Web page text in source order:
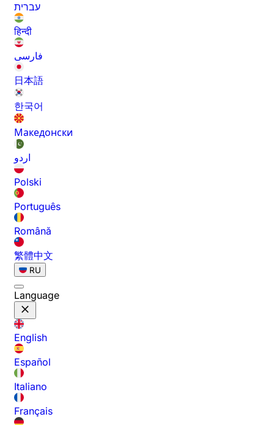
עברית
हिन्दी
فارسی
日本語
한국어
Македонски
اردو
Polski
Português
Română
繁體中文
RU
Language
English
Español
Italiano
Français